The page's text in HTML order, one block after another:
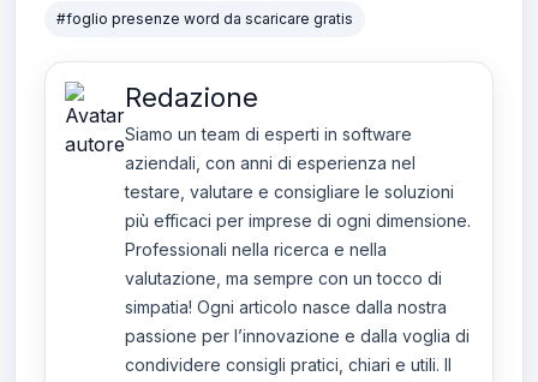
#foglio presenze word da scaricare gratis
Redazione
Siamo un team di esperti in software
aziendali, con anni di esperienza nel
testare, valutare e consigliare le soluzioni
più efficaci per imprese di ogni dimensione.
Professionali nella ricerca e nella
valutazione, ma sempre con un tocco di
simpatia! Ogni articolo nasce dalla nostra
passione per l’innovazione e dalla voglia di
condividere consigli pratici, chiari e utili. Il